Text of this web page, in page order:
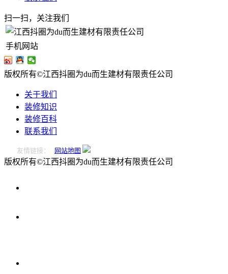
扫一扫，关注我们
手机网站
版权所有©江西抖圈为du而生建材有限责任公司
关于我们
装修知识
装修百科
联系我们
友情链接： 网站地图
版权所有©江西抖圈为du而生建材有限责任公司